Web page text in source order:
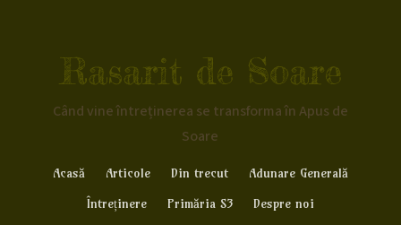
Rasarit de Soare
Când vine întreținerea se transforma în Apus de
Soare
Acasă Articole Din trecut
Adunare Generală
Întreținere
Primăria S3 Despre noi